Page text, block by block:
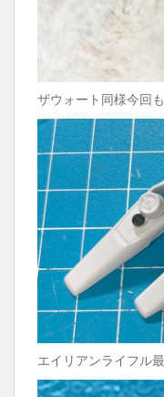
ザウォート同様今回
エイリアンライフル